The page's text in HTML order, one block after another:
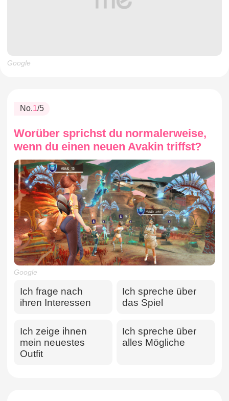
Google
No.1/5
Worüber sprichst du normalerweise,
wenn du einen neuen Avakin triffst?
Google
Ich frage nach
ihren Interessen
Ich spreche über
das Spiel
Ich zeige ihnen
mein neuestes
Outfit
Ich spreche über
alles Mögliche